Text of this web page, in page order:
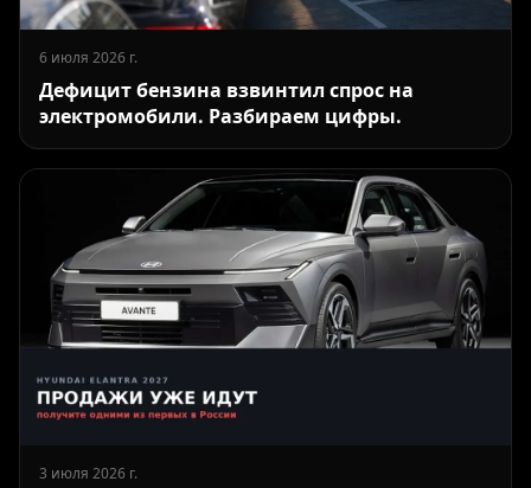
6 июля 2026 г.
Дефицит бензина взвинтил спрос на
электромобили. Разбираем цифры.
3 июля 2026 г.